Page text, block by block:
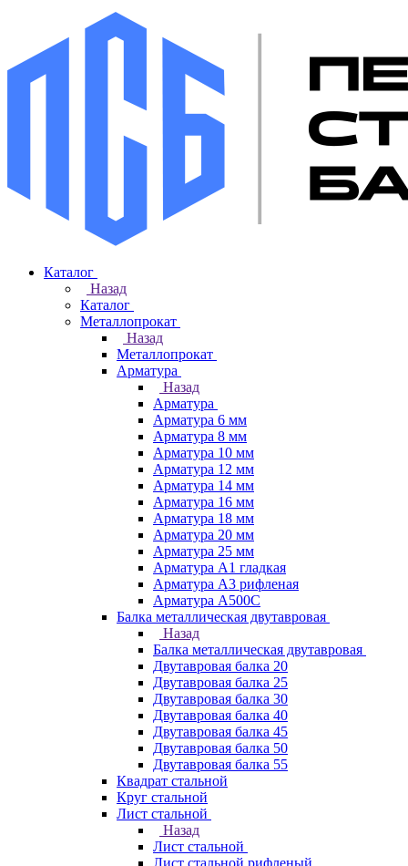
Каталог
Назад
Каталог
Металлопрокат
Назад
Металлопрокат
Арматура
Назад
Арматура
Арматура 6 мм
Арматура 8 мм
Арматура 10 мм
Арматура 12 мм
Арматура 14 мм
Арматура 16 мм
Арматура 18 мм
Арматура 20 мм
Арматура 25 мм
Арматура А1 гладкая
Арматура А3 рифленая
Арматура А500С
Балка металлическая двутавровая
Назад
Балка металлическая двутавровая
Двутавровая балка 20
Двутавровая балка 25
Двутавровая балка 30
Двутавровая балка 40
Двутавровая балка 45
Двутавровая балка 50
Двутавровая балка 55
Квадрат стальной
Круг стальной
Лист стальной
Назад
Лист стальной
Лист стальной рифленый